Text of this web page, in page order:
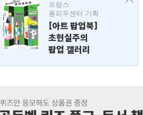
프랑스
퐁피두센터 기획
[아트 팝업북]
초현실주의
팝업 갤러리